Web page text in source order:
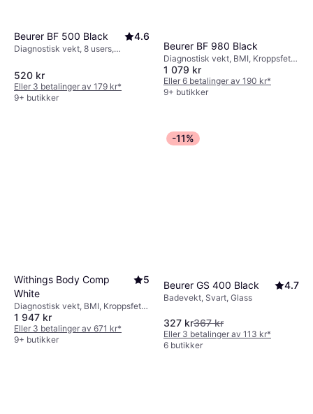
Beurer BF 500 Black 4.6
Diagnostisk vekt, 8 users,
Vannprosent i kroppen,
Muskelmasse, BMI, Kaloribehov,
Svart, Glass, Stål
520 kr
Eller 3 betalinger av 179 kr*
9+ butikker
Beurer BF 980 Black
Diagnostisk vekt, BMI, Kroppsfett,
Benmasse, Vannprosent i kroppen,
Svart, Glass
1 079 kr
Eller 6 betalinger av 190 kr*
9+ butikker
Withings Body Comp
White
5
Diagnostisk vekt, BMI, Kroppsfett,
Muskelmasse, Benmasse,
Vannprosent i kroppen, Hvit, Glass
1 947 kr
Eller 3 betalinger av 671 kr*
9+ butikker
-11%
Beurer GS 400 Black 4.7
Badevekt, Svart, Glass
327 kr367 kr
Eller 3 betalinger av 113 kr*
6 butikker